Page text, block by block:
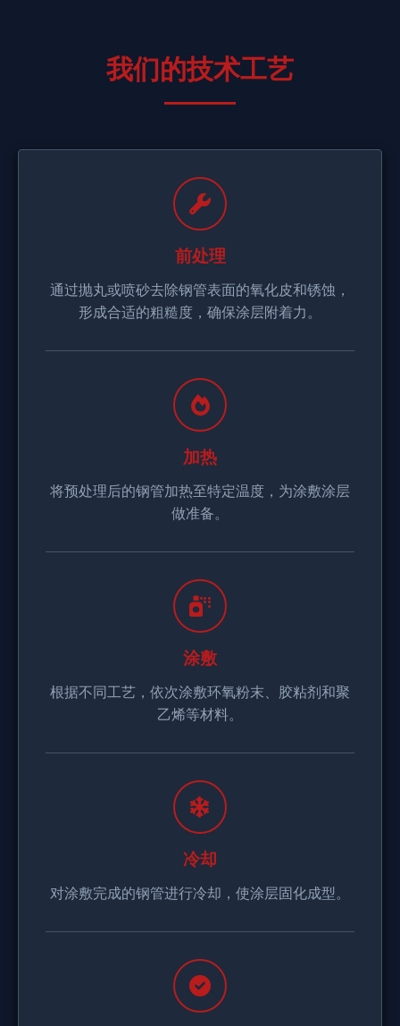
我们的技术工艺
前处理
通过抛丸或喷砂去除钢管表面的氧化皮和锈蚀，
形成合适的粗糙度，确保涂层附着力。
加热
将预处理后的钢管加热至特定温度，为涂敷涂层
做准备。
涂敷
根据不同工艺，依次涂敷环氧粉末、胶粘剂和聚
乙烯等材料。
冷却
对涂敷完成的钢管进行冷却，使涂层固化成型。